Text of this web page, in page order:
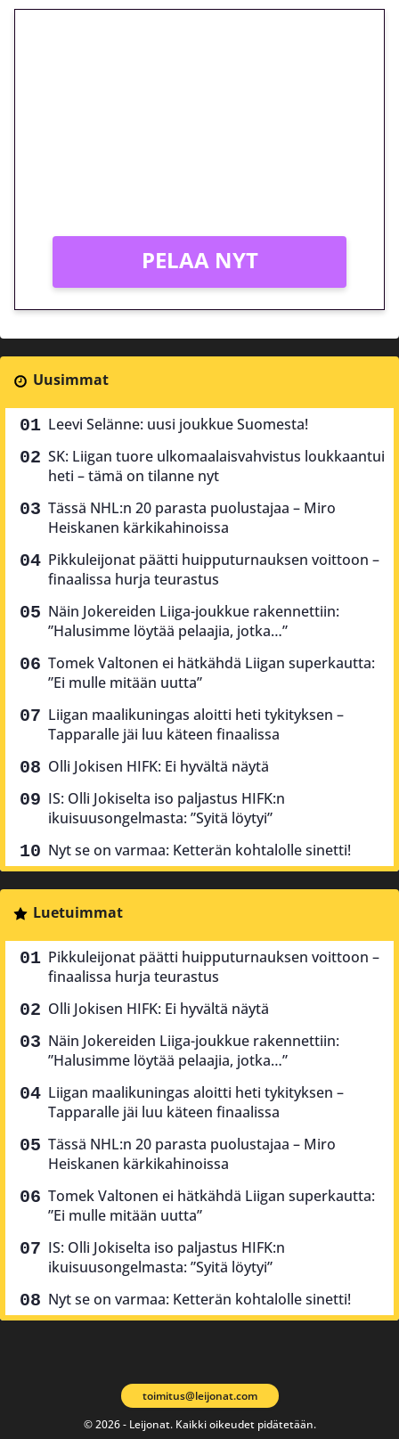
PELAA NYT
Uusimmat
Leevi Selänne: uusi joukkue Suomesta!
SK: Liigan tuore ulkomaalaisvahvistus loukkaantui
heti – tämä on tilanne nyt
Tässä NHL:n 20 parasta puolustajaa – Miro
Heiskanen kärkikahinoissa
Pikkuleijonat päätti huipputurnauksen voittoon –
finaalissa hurja teurastus
Näin Jokereiden Liiga-joukkue rakennettiin:
”Halusimme löytää pelaajia, jotka…”
Tomek Valtonen ei hätkähdä Liigan superkautta:
”Ei mulle mitään uutta”
Liigan maalikuningas aloitti heti tykityksen –
Tapparalle jäi luu käteen finaalissa
Olli Jokisen HIFK: Ei hyvältä näytä
IS: Olli Jokiselta iso paljastus HIFK:n
ikuisuusongelmasta: ”Syitä löytyi”
Nyt se on varmaa: Ketterän kohtalolle sinetti!
Luetuimmat
Pikkuleijonat päätti huipputurnauksen voittoon –
finaalissa hurja teurastus
Olli Jokisen HIFK: Ei hyvältä näytä
Näin Jokereiden Liiga-joukkue rakennettiin:
”Halusimme löytää pelaajia, jotka…”
Liigan maalikuningas aloitti heti tykityksen –
Tapparalle jäi luu käteen finaalissa
Tässä NHL:n 20 parasta puolustajaa – Miro
Heiskanen kärkikahinoissa
Tomek Valtonen ei hätkähdä Liigan superkautta:
”Ei mulle mitään uutta”
IS: Olli Jokiselta iso paljastus HIFK:n
ikuisuusongelmasta: ”Syitä löytyi”
Nyt se on varmaa: Ketterän kohtalolle sinetti!
© 2026 - Leijonat. Kaikki oikeudet pidätetään.
toimitus@leijonat.com